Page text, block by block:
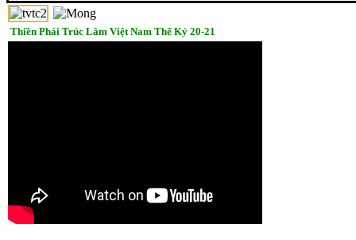
Thiền Phái Trúc Lâm Việt Nam Thế Kỷ 20-21